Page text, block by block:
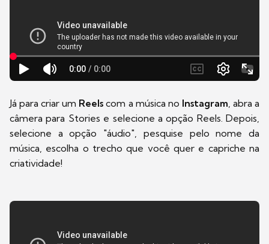
Já para criar um Reelscom a música no Instagram , abra a
câmera para Stories e selecione a opção Reels. Depois,
selecione a opção "áudio", pesquise pelo nome da
música, escolha o trecho que você quer e capriche na
criatividade!